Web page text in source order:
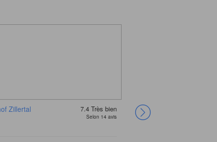
Zillertal 7.4 Très bien
Selon 14 avis
Alpin Lodge das
Zillergrund